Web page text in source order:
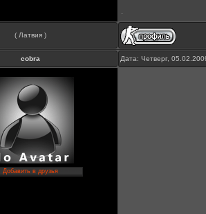
( Латвия )
cobra Дата: Четверг,
Добавить в друзья